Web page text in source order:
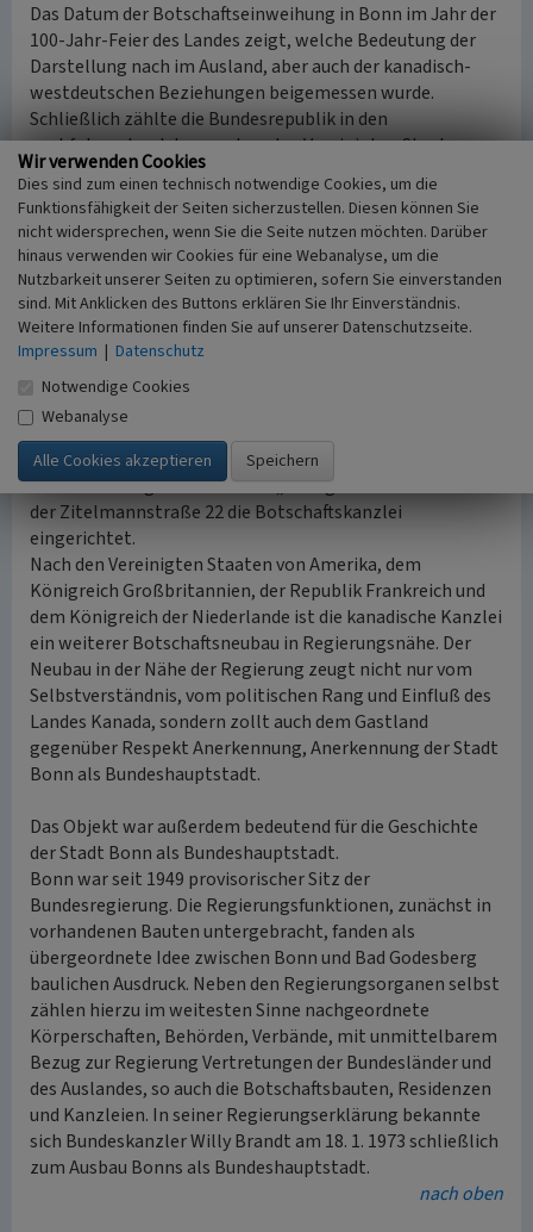
Das Datum der Botschaftseinweihung in Bonn im Jahr der
100-Jahr-Feier des Landes zeigt, welche Bedeutung der
Darstellung nach im Ausland, aber auch der kanadisch-
westdeutschen Beziehungen beigemessen wurde.
Schließlich zählte die Bundesrepublik in den
nachfolgenden Jahren neben den Vereinigten Staaten von
Amerika als größtem Handelspartner innerhalb der
Europäischen Gemeinschaft hinter Großbritannien zum
zweitwichtigsten Handelspartner.
Das Objekt war auch bedeutend für die Geschichte der
Bundesrepublik Deutschland, insbesondere die
Nachkriegsgeschichte.
So wie die Regierungsorgane der Bundesrepublik hatten
auch die Vertretungen der Länder zunächst provisorisch
und vorübergehend in Bonn Quartier bezogen. Für
Residenzen und Kanzleien waren überwiegend
bestehende Bauten angemietet worden. So hatte Kanada
bis zum Umzug 1967 im Hotel „Zum goldenen Stern“ in
der Zitelmannstraße 22 die Botschaftskanzlei
eingerichtet.
Nach den Vereinigten Staaten von Amerika, dem
Königreich Großbritannien, der Republik Frankreich und
dem Königreich der Niederlande ist die kanadische Kanzlei
ein weiterer Botschaftsneubau in Regierungsnähe. Der
Neubau in der Nähe der Regierung zeugt nicht nur vom
Selbstverständnis, vom politischen Rang und Einfluß des
Landes Kanada, sondern zollt auch dem Gastland
gegenüber Respekt Anerkennung, Anerkennung der Stadt
Bonn als Bundeshauptstadt.
Das Objekt war außerdem bedeutend für die Geschichte
der Stadt Bonn als Bundeshauptstadt.
Bonn war seit 1949 provisorischer Sitz der
Bundesregierung. Die Regierungsfunktionen, zunächst in
vorhandenen Bauten untergebracht, fanden als
übergeordnete Idee zwischen Bonn und Bad Godesberg
baulichen Ausdruck. Neben den Regierungsorganen selbst
zählen hierzu im weitesten Sinne nachgeordnete
Körperschaften, Behörden, Verbände, mit unmittelbarem
Bezug zur Regierung Vertretungen der Bundesländer und
des Auslandes, so auch die Botschaftsbauten, Residenzen
und Kanzleien. In seiner Regierungserklärung bekannte
sich Bundeskanzler Willy Brandt am 18. 1. 1973 schließlich
zum Ausbau Bonns als Bundeshauptstadt.
nach oben
Wir verwenden Cookies
Dies sind zum einen technisch notwendige Cookies, um die
Funktionsfähigkeit der Seiten sicherzustellen. Diesen können Sie
nicht widersprechen, wenn Sie die Seite nutzen möchten. Darüber
hinaus verwenden wir Cookies für eine Webanalyse, um die
Nutzbarkeit unserer Seiten zu optimieren, sofern Sie einverstanden
sind. Mit Anklicken des Buttons erklären Sie Ihr Einverständnis.
Weitere Informationen finden Sie auf unserer Datenschutzseite.
Impressum | Datenschutz
Notwendige Cookies
Webanalyse